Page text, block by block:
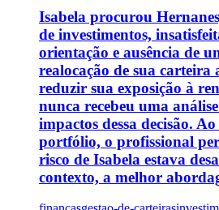
Isabela procurou
de investimentos,
orientação e ausência de
realocação de sua
reduzir sua exposição à
nunca recebeu uma
impactos dessa decisão.
portfólio, o profissional
risco de Isabela estava
contexto, a melhor